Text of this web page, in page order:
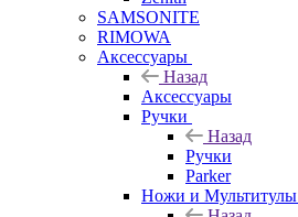
SAMSONITE
RIMOWA
Аксессуары
Назад
Аксессуары
Ручки
Назад
Ручки
Parker
Ножи и Мультитулы